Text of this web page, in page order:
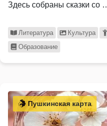
Здесь собраны сказки со
Литература Культура
Образование
Пушкинская карта